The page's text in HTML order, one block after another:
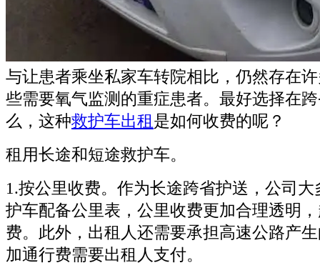
与让患者乘坐私家车转院相比，仍然存在
些需要氧气监测的重症患者。最好选择在
么，这种救护车出租 是如何收费的呢？
租用长途和短途救护车。
1.按公里收费。作为长途跨省护送，公司
护车配备公里表，公里收费更加合理透明
费。此外，出租人还需要承担高速公路产
加通行费需要出租人支付。